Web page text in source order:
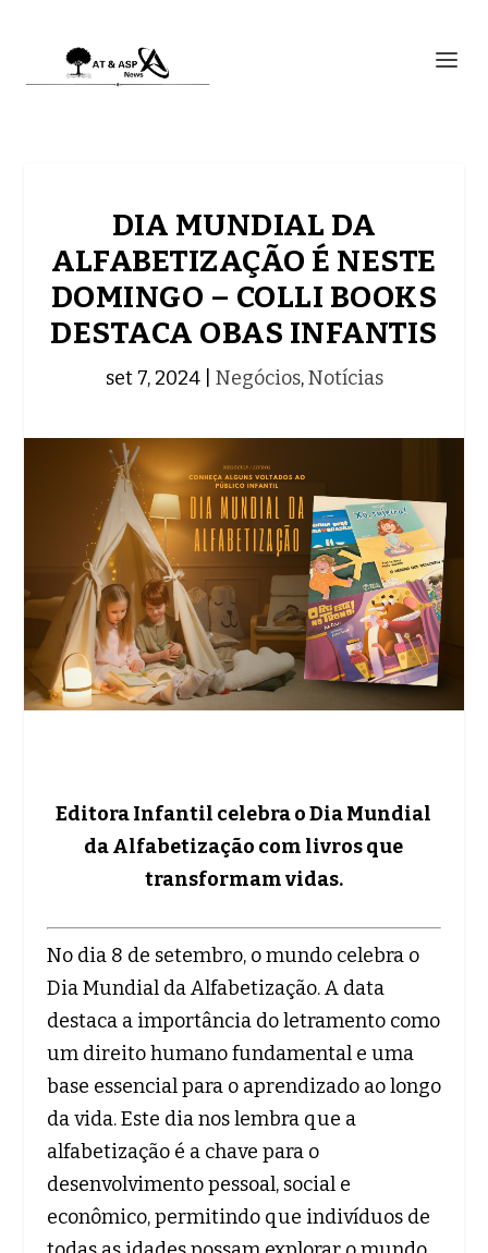
DIA MUNDIAL DA
ALFABETIZAÇÃO É NESTE
DOMINGO – COLLI BOOKS
DESTACA OBAS INFANTIS
set 7, 2024| Negócios,Notícias
Editora Infantil celebra o Dia Mundial
da Alfabetização com livros que
transformam vidas.
No dia 8 de setembro, o mundo celebra o
Dia Mundial da Alfabetização. A data
destaca a importância do letramento como
um direito humano fundamental e uma
base essencial para o aprendizado ao longo
da vida. Este dia nos lembra que a
alfabetização é a chave para o
desenvolvimento pessoal, social e
econômico, permitindo que indivíduos de